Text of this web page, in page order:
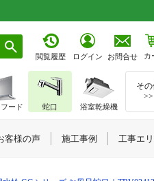
閲覧履歴 ログイン お問合せ カ
ード 蛇口 浴室乾燥機
そ
>>
客様の声 施工事例 工事エ